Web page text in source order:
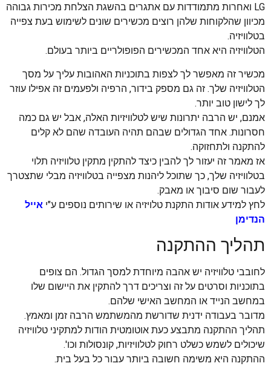
LG ואחרות מתמודדות עם אתגרים בהשגת הצלחת מכירות גבוהה
מכיוון שהלקוחות שלהן רוצים מכשירים שונים לשימוש בעת צפייה
בטלוויזיה.
הטלוויזיה היא אחד המכשירים הפופולריים ביותר בעולם.
מכשיר זה מאפשר לך לצפות בתוכניות האהובות עליך על מסך
הטלוויזיה שלך. זה גם מספק בידור, הרפיה ולפעמים זה אפילו עוזר
לך לישון טוב יותר.
אמנם, יש הרבה יתרונות שיש לטלוויזיות האלה, אבל יש גם כמה
חסרונות. אחד הגדולים שבהם תהיה העובדה שהם לא קלים
להתקנה ולתחזוקה.
אז מאמר זה יעזור לך להבין כיצד להתקין מתקין טלוויזיה תלוי
בטלוויזיה שלך, כך שתוכל ליהנות מצפייה בטלוויזיה מבלי שתצטרך
לעבור שום סיבוך או מאבק.
לחץ למידע אודות התקנת טלויזיה או שירותים נוספים ע"י אייל
הנדימן
תהליך ההתקנה
לחובבי טלוויזיה יש אהבה מיוחדת למסך הגדול. הם צופים
בתוכניות וסרטים על זה וצריכים דרך להתקין את היישום שלו
במחשב הנייד או המחשב האישי שלהם.
מדובר בעבודה ידנית שדורשת מהמשתמש הרבה זמן ומאמץ.
תהליך ההתקנה מתבצע כעת אוטומטית הודות למתקיני טלוויזיה
שיכולים לשמש כשלט רחוק לטלוויזיות, קונסולות וכו'.
ההתקנה היא משימה חשובה ביותר עבור כל בעל בית.